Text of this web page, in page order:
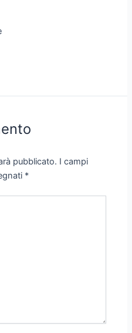
pubblicato. I campi
*